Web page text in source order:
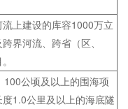
上建设的库容1000万立
界河流、跨省（区、
公顷及以上的围海项
1.0公里及以上的海底隧